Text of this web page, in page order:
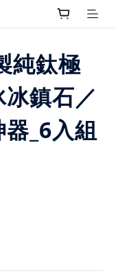
純鈦極
鎮石／
_6入組